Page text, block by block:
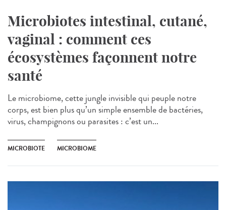
Microbiotes intestinal, cutané,
vaginal : comment ces
écosystèmes façonnent notre
santé
Le microbiome, cette jungle invisible qui peuple notre
corps, est bien plus qu’un simple ensemble de bactéries,
virus, champignons ou parasites : c’est un...
MICROBIOTE MICROBIOME